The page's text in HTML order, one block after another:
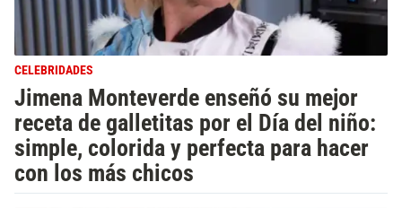
CELEBRIDADES
Jimena Monteverde enseñó su mejor
receta de galletitas por el Día del niño:
simple, colorida y perfecta para hacer
con los más chicos